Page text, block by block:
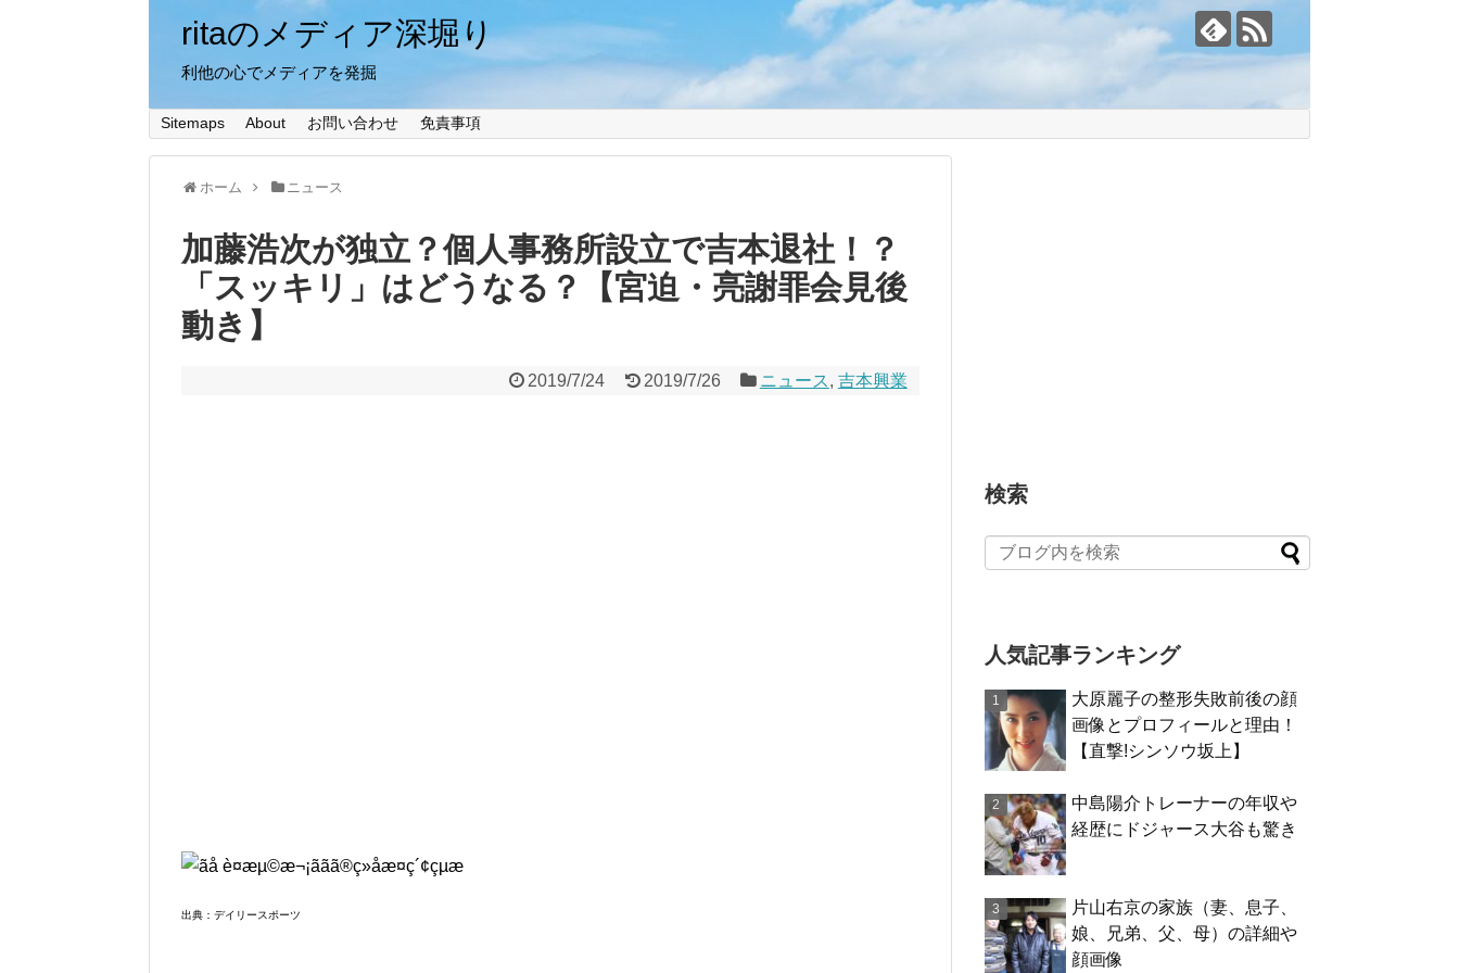
ritaのメディア深堀り
利他の心でメディアを発掘
Sitemaps About お問い合わせ 免責事項
ホーム ニュース
加藤浩次が独立？個人事務所設立で吉本退社！？
「スッキリ」はどうなる？【宮迫・亮謝罪会見後
動き】
2019/7/24 2019/7/26 ニュース, 吉本興業
出典：デイリースポーツ
検索
人気記事ランキング
大原麗子の整形失敗前後の顔
画像とプロフィールと理由！
【直撃!シンソウ坂上】
中島陽介トレーナーの年収や
経歴にドジャース大谷も驚き
片山右京の家族（妻、息子、
娘、兄弟、父、母）の詳細や
顔画像